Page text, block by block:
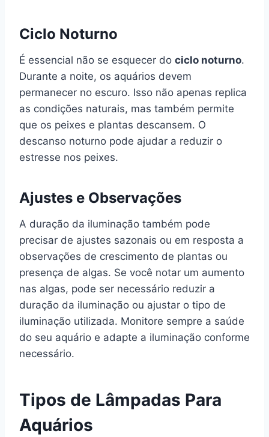
Ciclo Noturno
É essencial não se esquecer do ciclo noturno.
Durante a noite, os aquários devem
permanecer no escuro. Isso não apenas replica
as condições naturais, mas também permite
que os peixes e plantas descansem. O
descanso noturno pode ajudar a reduzir o
estresse nos peixes.
Ajustes e Observações
A duração da iluminação também pode
precisar de ajustes sazonais ou em resposta a
observações de crescimento de plantas ou
presença de algas. Se você notar um aumento
nas algas, pode ser necessário reduzir a
duração da iluminação ou ajustar o tipo de
iluminação utilizada. Monitore sempre a saúde
do seu aquário e adapte a iluminação conforme
necessário.
Tipos de Lâmpadas Para
Aquários